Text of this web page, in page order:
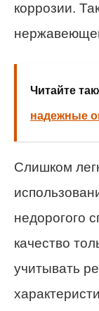
коррозии.
Читайте
надежные
Слишком
недорогого
качество
учитывать